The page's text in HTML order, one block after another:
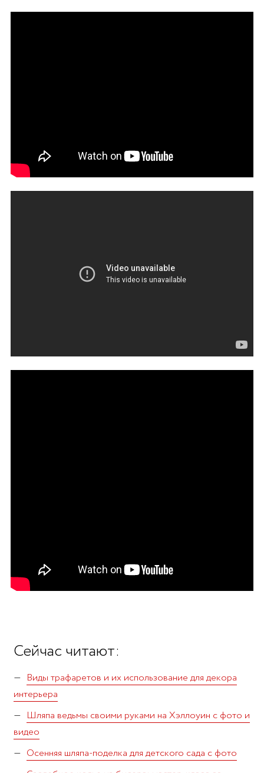
Сейчас читают:
Виды трафаретов и их использование для декора
интерьера
Шляпа ведьмы своими руками на Хэллоуин с фото и
видео
Осенняя шляпа-поделка для детского сада с фото